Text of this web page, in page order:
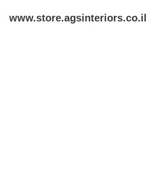
לתוכןwww.store.agsinteriors.co.il